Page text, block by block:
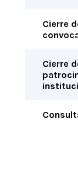
Cierre
Cierre